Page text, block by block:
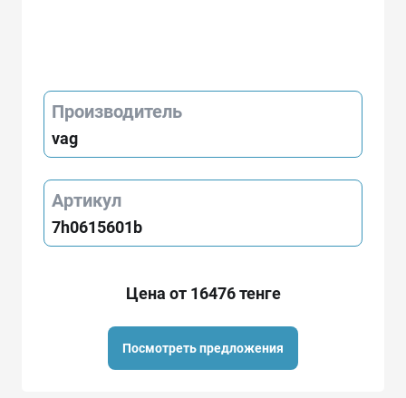
Производитель
vag
Артикул
7h0615601b
Цена от 16476 тенге
Посмотреть предложения